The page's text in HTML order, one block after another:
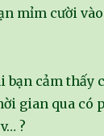
mỉm cười
bạn cảm thấy
gian qua có
?